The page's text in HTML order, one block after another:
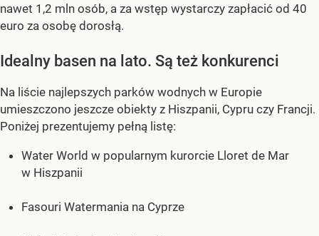
nawet 1,2 mln osób, a za wstęp wystarczy zapłacić od 40
euro za osobę dorosłą.
Idealny basen na lato. Są też konkurenci
Na liście najlepszych parków wodnych w Europie
umieszczono jeszcze obiekty z Hiszpanii, Cypru czy Francji.
Poniżej prezentujemy pełną listę:
Water World w popularnym kurorcie Lloret de Mar
w Hiszpanii
Fasouri Watermania na Cyprze